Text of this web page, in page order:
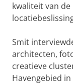
kwaliteit van
Smit
architecten,
creatieve
Havengebied